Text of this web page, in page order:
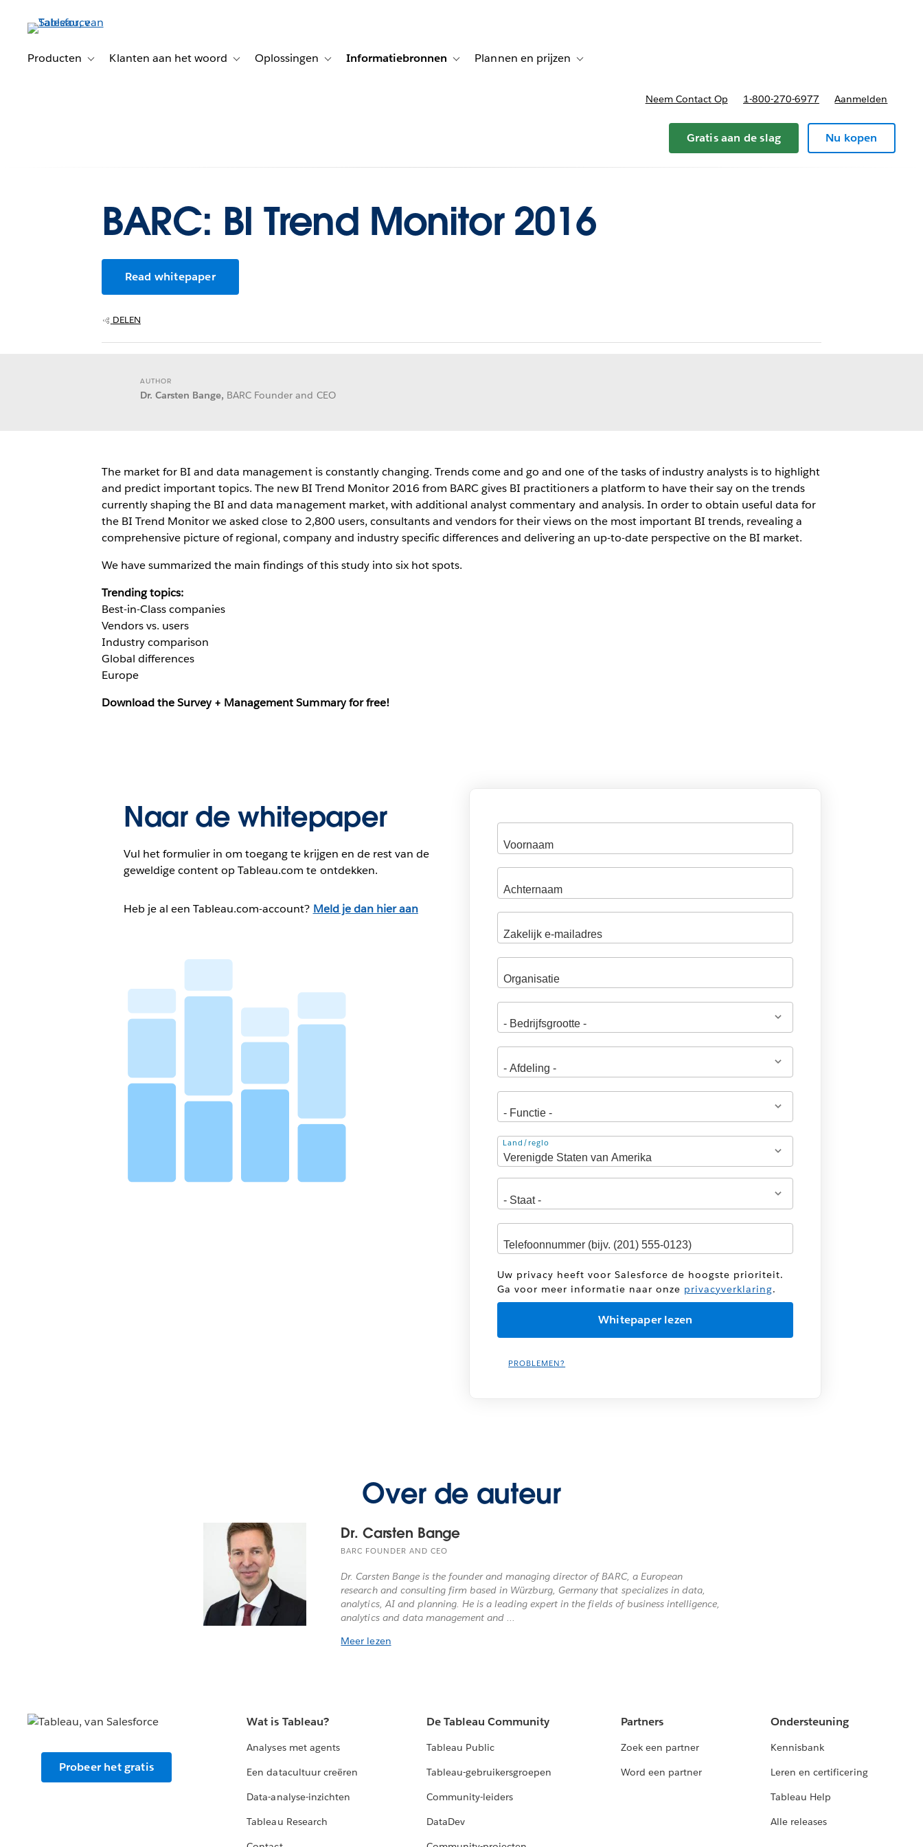
Producten
Toggle sub-navigation for Producten
Klanten aan het woord Toggle sub-navigation for Klanten aan het woord
Oplossingen Toggle sub-navigation for Oplossingen
Informatiebronnen Toggle sub-navigation for Informatiebronnen
Plannen en prijzen Toggle sub-navigation for Plannen en prijzen
Neem Contact Op 1-800-270-6977 Aanmelden
Gratis aan de slag Nu kopen
BARC: BI Trend Monitor 2016
Read whitepaper
DELEN
AUTHOR
Dr. Carsten Bange, BARC Founder and CEO
The market for BI and data management is constantly changing. Trends come and go and one of the tasks of industry analysts is to highlight
and predict important topics. The new BI Trend Monitor 2016 from BARC gives BI practitioners a platform to have their say on the trends
currently shaping the BI and data management market, with additional analyst commentary and analysis. In order to obtain useful data for
the BI Trend Monitor we asked close to 2,800 users, consultants and vendors for their views on the most important BI trends, revealing a
comprehensive picture of regional, company and industry specific differences and delivering an up-to-date perspective on the BI market.
We have summarized the main findings of this study into six hot spots.
Trending topics:
Best-in-Class companies
Vendors vs. users
Industry comparison
Global differences
Europe
Download the Survey + Management Summary for free!
Naar de whitepaper
Vul het formulier in om toegang te krijgen en de rest van de
geweldige content op Tableau.com te ontdekken.
Heb je al een Tableau.com-account? Meld je dan hier aan
Adres
Land/regio
Uw privacy heeft voor Salesforce de hoogste prioriteit.
Ga voor meer informatie naar onze privacyverklaring.
PROBLEMEN?
Over de auteur
Dr. Carsten Bange
BARC FOUNDER AND CEO
Dr. Carsten Bange is the founder and managing director of BARC, a European
research and consulting firm based in Würzburg, Germany that specializes in data,
analytics, AI and planning. He is a leading expert in the fields of business intelligence,
analytics and data management and ...
Meer lezen
Probeer het gratis
Wat is Tableau?
Analyses met agents
Een datacultuur creëren
Data-analyse-inzichten
Tableau Research
De Tableau Community
Tableau Public
Tableau-gebruikersgroepen
Community-leiders
DataDev
Partners
Zoek een partner
Word een partner
Ondersteuning
Kennisbank
Leren en certificering
Tableau Help
Alle releases